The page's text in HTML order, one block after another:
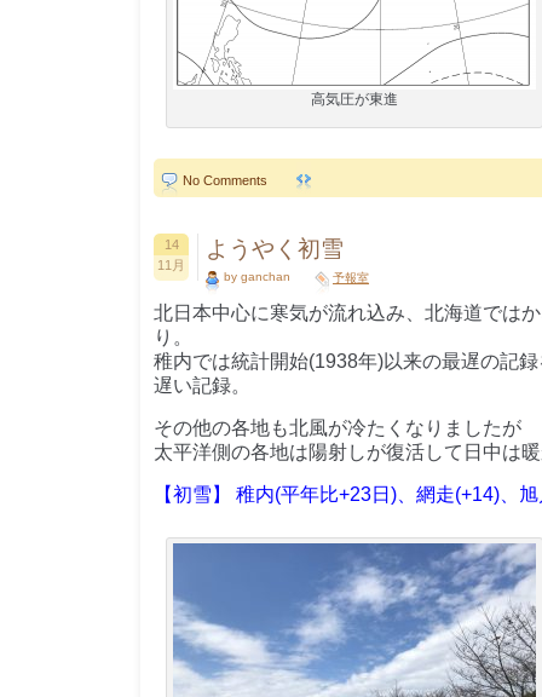
高気圧が東進
No Comments
14
11月
ようやく初雪
by ganchan 予報室
北日本中心に寒気が流れ込み、北海道では
り。
稚内では統計開始(1938年)以来の最遅の記
遅い記録。
その他の各地も北風が冷たくなりましたが
太平洋側の各地は陽射しが復活して日中は
【初雪】 稚内(平年比+23日)、網走(+14)、